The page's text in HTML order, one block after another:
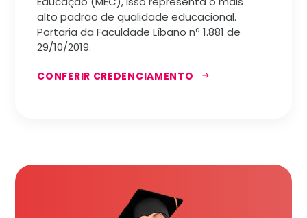
alto padrão de qualidade educacional.
Portaria da Faculdade Líbano nª 1.881 de
29/10/2019.
CONFERIR CREDENCIAMENTO